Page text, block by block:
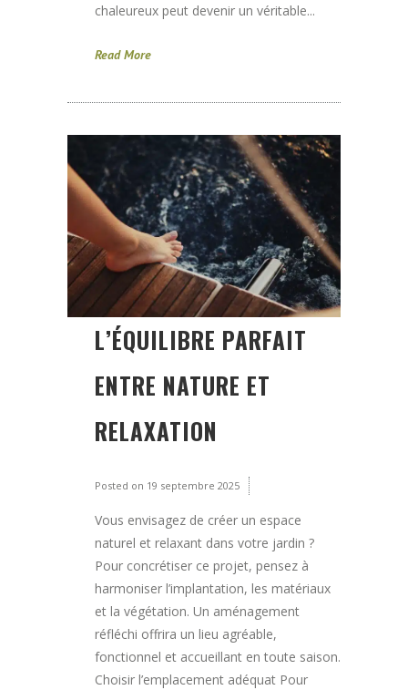
chaleureux peut devenir un véritable...
Read More
L’ÉQUILIBRE PARFAIT
ENTRE NATURE ET
RELAXATION
Posted on 19 septembre 2025
Vous envisagez de créer un espace
naturel et relaxant dans votre jardin ?
Pour concrétiser ce projet, pensez à
harmoniser l’implantation, les matériaux
et la végétation. Un aménagement
réfléchi offrira un lieu agréable,
fonctionnel et accueillant en toute saison.
Choisir l’emplacement adéquat Pour